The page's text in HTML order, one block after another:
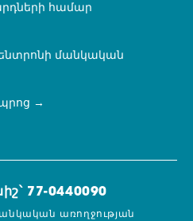
համար
մանկական
77-0440090
առողջության